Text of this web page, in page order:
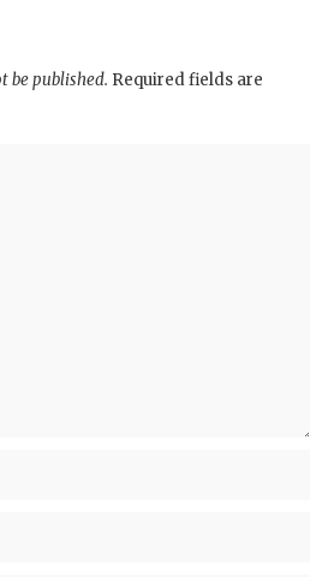
be published. Required fields are